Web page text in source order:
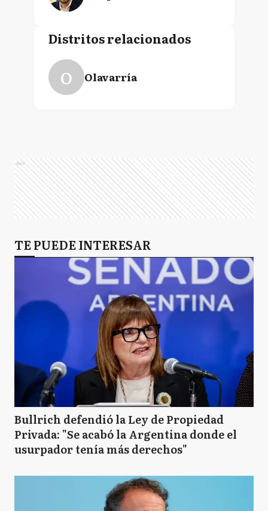
Distritos relacionados
O Olavarría
Ads
TE PUEDE INTERESAR
Bullrich defendió la Ley de Propiedad
Privada: "Se acabó la Argentina donde el
usurpador tenía más derechos"